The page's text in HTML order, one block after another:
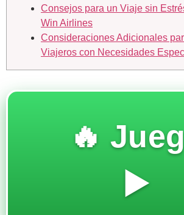
Consejos para un Viaje sin
Win Airlines
Consideraciones Adicionales
Viajeros con Necesidades
🔥
▶️